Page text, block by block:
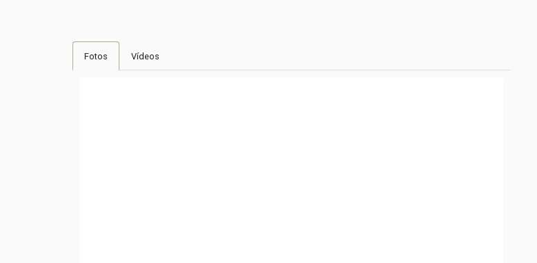
Fotos Vídeos